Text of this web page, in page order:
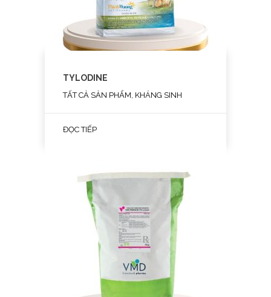
TYLODINE
TẤT CẢ SẢN PHẨM, KHÁNG SINH
ĐỌC TIẾP